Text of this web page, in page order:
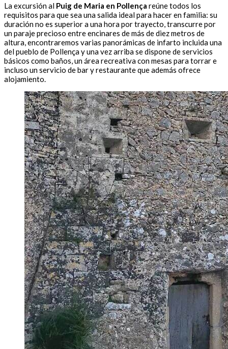
La excursión al Puig de Maria en Pollença reúne todos los
requisitos para que sea una salida ideal para hacer en familia: su
duración no es superior a una hora por trayecto, transcurre por
un paraje precioso entre encinares de más de diez metros de
altura, encontraremos varias panorámicas de infarto incluida una
del pueblo de Pollença y una vez arriba se dispone de servicios
básicos como baños, un área recreativa con mesas para torrar e
incluso un servicio de bar y restaurante que además ofrece
alojamiento.